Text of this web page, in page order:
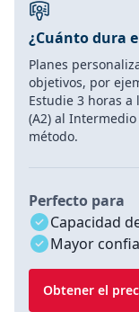
¿Cuánto dura
Planes
objetivos, por
Estudie 3 horas a
(A2) al
método.
Perfecto para
Capacidad
Mayor
Obtener el